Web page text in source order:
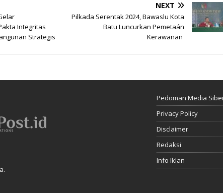
Integritas
Strategis
NEXT
Pilkada Serentak 2024, Bawaslu Kota
Batu Luncurkan Pemetaán
Kerawanan
Pedoman Media
Privacy Policy
Disclaimer
Redaksi
Info Iklan